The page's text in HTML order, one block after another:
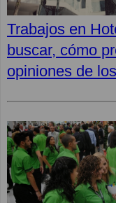
Trabajos en
buscar, cómo
opiniones de